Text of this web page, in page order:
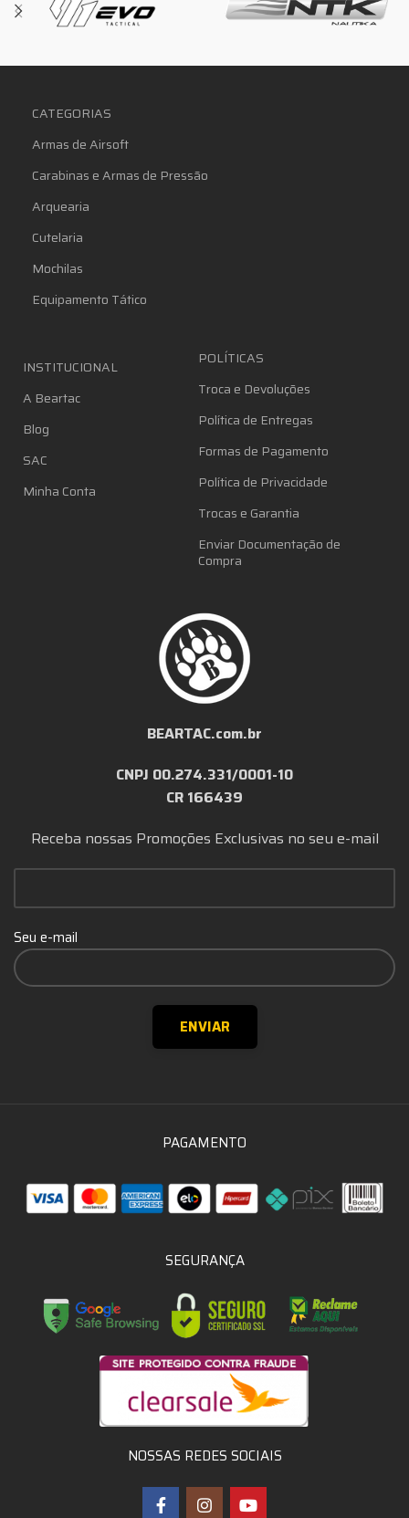
CATEGORIAS
Armas de Airsoft
Carabinas e Armas de Pressão
Arquearia
Cutelaria
Mochilas
Equipamento Tático
INSTITUCIONAL
A Beartac
Blog
SAC
Minha Conta
POLÍTICAS
Troca e Devoluções
Política de Entregas
Formas de Pagamento
Política de Privacidade
Trocas e Garantia
Enviar Documentação de
Compra
BEARTAC.com.br
CNPJ 00.274.331/0001-10
CR 166439
Receba nossas Promoções Exclusivas no seu e-mail
Seu e-mail
PAGAMENTO
SEGURANÇA
NOSSAS REDES SOCIAIS